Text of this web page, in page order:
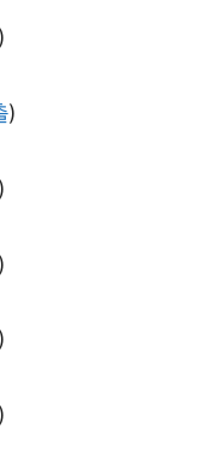
)
)
)
)
)
)